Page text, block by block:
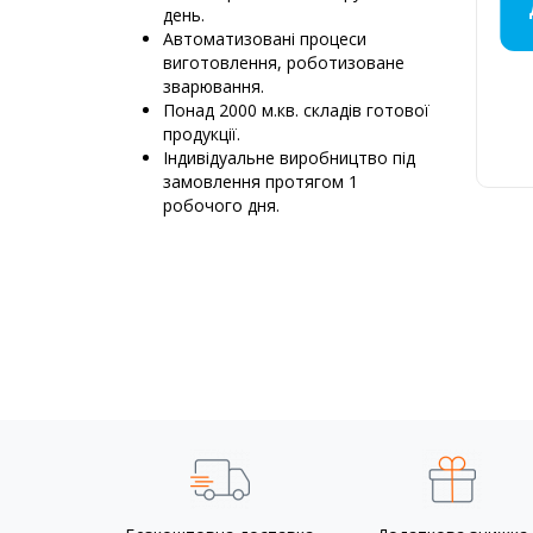
день.
Автоматизовані процеси
виготовлення, роботизоване
зварювання.
Понад 2000 м.кв. складів готової
продукції.
Індивідуальне виробництво під
замовлення протягом 1
робочого дня.